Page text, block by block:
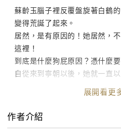
蘇齡玉腦子裡反覆盤旋著白鶴
變得荒誕了起來。
居然，是有原因的！她居然，
這裡！
到底是什麼狗屁原因？憑什麼
自從來到寧朝以後，她就一直
因為無權無勢又是個女人，若
可她始終沒有找到能讓她卯足
展開看更
作者介紹